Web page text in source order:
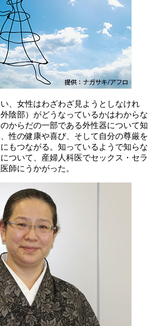
、女性はわざわざ見ようとしなけれ
陰部）がどうなっているかはわからな
からだの一部である外性器について知
性の健康や喜び、そして自分の尊厳を
もつながる。知っているようで知らな
ついて、産婦人科医でセックス・セラ
医師にうかがった。